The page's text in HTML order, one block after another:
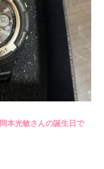
岡本光敏さんの誕生日で